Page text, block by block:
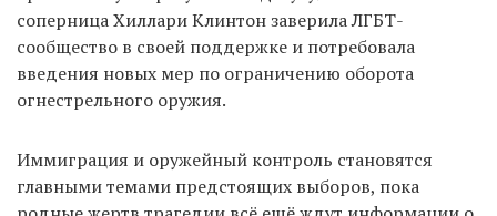
соперница Хиллари Клинтон заверила ЛГБТ-
сообщество в своей поддержке и потребовала
введения новых мер по ограничению оборота
огнестрельного оружия.
Иммиграция и оружейный контроль становятся
главными темами предстоящих выборов, пока